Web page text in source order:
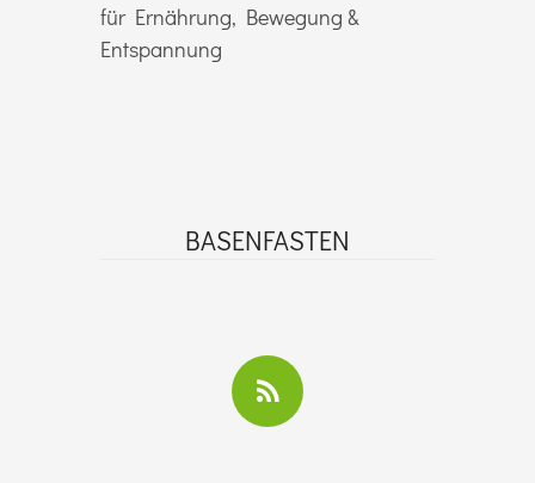
für Ernährung, Bewegung &
Entspannung
BASENFASTEN